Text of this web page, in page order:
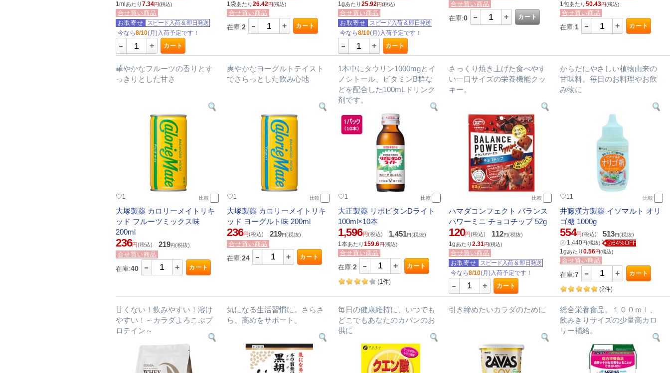
1ml あたり7.34円(税込)
合せ買い商品
お取寄せ
スピード入荷 & 即日発送
今なら8/10(月)入荷予定です！
- + カート
1袋あたり26.42円(税込)
合せ買い商品
在庫:2 - + カート
1gあたり25.92円(税込)
合せ買い商品
お取寄せ
スピード入荷 & 即日発送
今なら8/10(月)入荷予定です！
- + カート
合せ買い商品
在庫:0 - + カート
1包あたり50.43円(税込)
合せ買い商品
在庫:1 - + カート
華やかなフルーツの香りとす
っきりとした甘さ
♡1 比較
大塚製薬 カロリーメイトリキ
ッド フルーツミックス味
200ml
236円(税込) 219円(税抜)
合せ買い商品
在庫:40 - + カート
爽やかなヨーグルトテイスト
でさらっとした飲み心地
♡1 比較
大塚製薬 カロリーメイトリキ
ッド ヨーグルト味 200ml
236円(税込) 219円(税抜)
合せ買い商品
在庫:24 - + カート
1本中にタウリン1000mgとイ
ノシトール、ビタミンB群な
どを配合した100mLドリンク
剤です。
♡1 比較
大正製薬 リポビタンDライト
100ml×10本
1,596円(税込) 1,451円(税抜)
1本あたり159.6円(税込)
合せ買い商品
在庫:2 - + カート
(1件)
さっくり焼き上げた食べやす
い一口サイズの栄養機能クッ
キー。
比較
ハマダコンフェクト バランス
パワーミニ チョコチップ 52g
120円(税込) 112円(税抜)
1gあたり2.31円(税込)
合せ買い商品
お取寄せ
スピード入荷 & 即日発送
今なら8/10(月)入荷予定です！
- + カート
からだにやさしい植物由来の
甘味料。毎日のお料理やお飲
み物に
♡11 比較
井藤漢方製薬 イソマルト オリ
ゴ糖 1000g
554円(税込) 513円(税抜)
㋱ 1,440円(税抜) ㋱64%OFF
1gあたり0.56円(税込)
合せ買い商品
在庫:7 - + カート
(2件)
甘くない！飲みやすい！溶け
やすい！～カラダよろこぶプ
ロテイン～
気になる生活習慣に。さらさ
ら、高めをサポート。
毎日の健康維持に、いつでも
どこでもあなたのカバンのお
供に
引き締めたいカラダのために
総合栄養食品。１００ｍｌ、
飲みきりサイズの少量高カロ
リー補給。